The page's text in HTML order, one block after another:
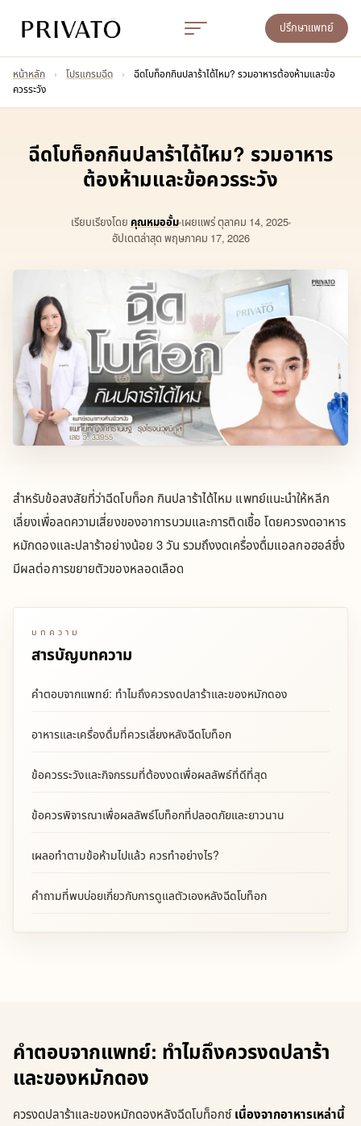
ปรึกษาแพทย์
หน้าหลัก › โปรแกรมฉีด ›
ฉีดโบท็อกกินปลาร้าได้ไหม? รวมอาหารต้องห้ามและข้อ
ควรระวัง
ฉีดโบท็อกกินปลาร้าได้ไหม? รวมอาหาร
ต้องห้ามและข้อควรระวัง
เรียบเรียงโดยคุณหมออั้มเผยแพร่ตุลาคม 14, 2025
อัปเดตล่าสุด พฤษภาคม 17, 2026
สำหรับข้อสงสัยที่ว่าฉีดโบท็อก กินปลาร้าได้ไหม แพทย์แนะนำให้หลีก
เลี่ยงเพื่อลดความเสี่ยงของอาการบวมและการติดเชื้อ โดยควรงดอาหาร
หมักดองและปลาร้าอย่างน้อย 3 วัน รวมถึงงดเครื่องดื่มแอลกอฮอล์ซึ่ง
มีผลต่อการขยายตัวของหลอดเลือด
บทความ
สารบัญบทความ
คำตอบจากแพทย์: ทำไมถึงควรงดปลาร้าและของหมักดอง
อาหารและเครื่องดื่มที่ควรเลี่ยงหลังฉีดโบท็อก
ข้อควรระวังและกิจกรรมที่ต้องงดเพื่อผลลัพธ์ที่ดีที่สุด
ข้อควรพิจารณาเพื่อผลลัพธ์โบท็อกที่ปลอดภัยและยาวนาน
เผลอทำตามข้อห้ามไปแล้ว ควรทำอย่างไร?
คำถามที่พบบ่อยเกี่ยวกับการดูแลตัวเองหลังฉีดโบท็อก
คำตอบจากแพทย์: ทำไมถึงควรงดปลาร้า
และของหมักดอง
ควรงดปลาร้าและของหมักดองหลังฉีดโบท็อกซ์เนื่องจากอาหารเหล่านี้